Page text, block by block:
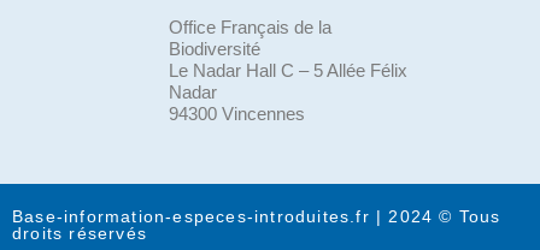
Office Français de la
Biodiversité
Le Nadar Hall C – 5 Allée Félix
Nadar
94300 Vincennes
Base-information-especes-introduites.fr | 2024 © Tous
droits réservés